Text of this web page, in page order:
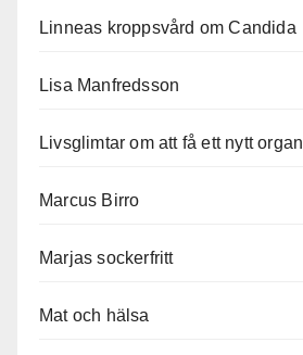
Linneas kroppsvård om Candida
Lisa Manfredsson
Livsglimtar om att få ett nytt organ
Marcus Birro
Marjas sockerfritt
Mat och hälsa